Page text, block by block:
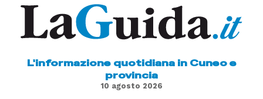
L'informazione quotidiana in Cuneo e
provincia
10 agosto 2026